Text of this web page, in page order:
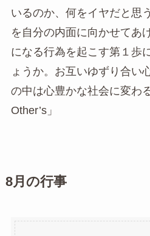
いるのか、何をイヤだと思
を自分の内面に向かせてあ
になる行為を起こす第１歩
ょうか。お互いゆずり合い
の中は心豊かな社会に変
Other’s」
8月の行事